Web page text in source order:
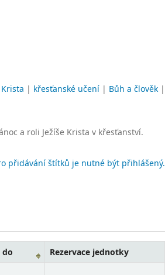
| křesťanské učení | Bůh a člověk |
a roli Ježíše Krista v křesťanství.
přidávání štítků je nutné být přihlášený.
do
Rezervace jednotky